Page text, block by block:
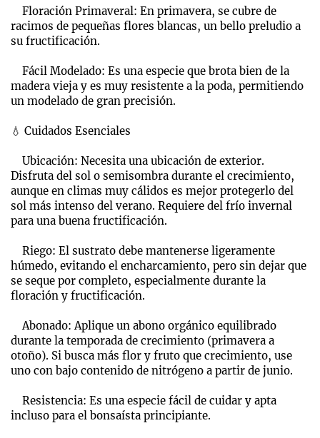
Floración Primaveral: En primavera, se cubre de
racimos de pequeñas flores blancas, un bello preludio a
su fructificación.
Fácil Modelado: Es una especie que brota bien de la
madera vieja y es muy resistente a la poda, permitiendo
un modelado de gran precisión.
💧 Cuidados Esenciales
Ubicación: Necesita una ubicación de exterior.
Disfruta del sol o semisombra durante el crecimiento,
aunque en climas muy cálidos es mejor protegerlo del
sol más intenso del verano. Requiere del frío invernal
para una buena fructificación.
Riego: El sustrato debe mantenerse ligeramente
húmedo, evitando el encharcamiento, pero sin dejar que
se seque por completo, especialmente durante la
floración y fructificación.
Abonado: Aplique un abono orgánico equilibrado
durante la temporada de crecimiento (primavera a
otoño). Si busca más flor y fruto que crecimiento, use
uno con bajo contenido de nitrógeno a partir de junio.
Resistencia: Es una especie fácil de cuidar y apta
incluso para el bonsaísta principiante.